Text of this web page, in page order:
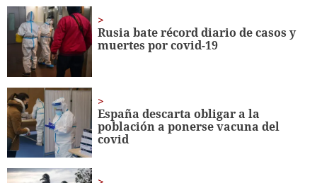
1
minute,
56
seconds
Rusia bate récord diario de casos y
muertes por covid-19
España descarta obligar a la
población a ponerse vacuna del
covid